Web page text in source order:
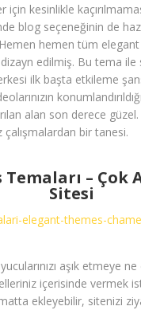
için kesinlikle
blog seçeneğinin de
hemen tüm
edilmiş. Bu tema ile
ilk başta etkileme
alan son derece
bir tanesi.
– Çok
Sitesi
aşık etmeye
içerisinde vermek
ekleyebilir, sitenizi